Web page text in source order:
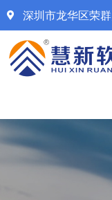
深圳市龙华区荣